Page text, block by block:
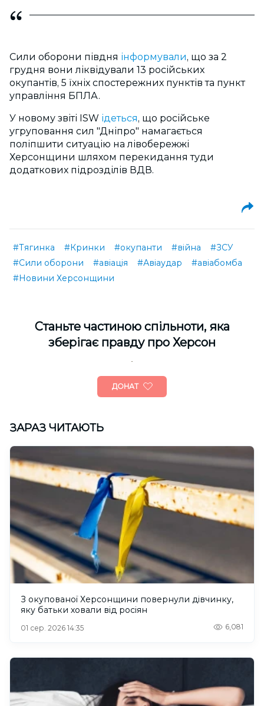
Сили оборони півдня інформували, що за 2
грудня вони ліквідували 13 російських
окупантів, 5 їхніх спостережних пунктів та пункт
управління БПЛА.
У новому звіті ISW ідеться, що російське
угруповання сил "Дніпро" намагається
поліпшити ситуацію на лівобережжі
Херсонщини шляхом перекидання туди
додаткових підрозділів ВДВ.
#Тягинка #Кринки #окупанти #війна
#ЗСУ
#Сили оборони
#авіація #Авіаудар
#авіабомба
#Новини Херсонщини
Cтаньте частиною спільноти, яка
зберігає правду про Херсон
ДОНАТ
ЗАРАЗ ЧИТАЮТЬ
З окупованої Херсонщини повернули дівчинку,
яку батьки ховали від росіян
01 сер. 2026 14:35 6,081